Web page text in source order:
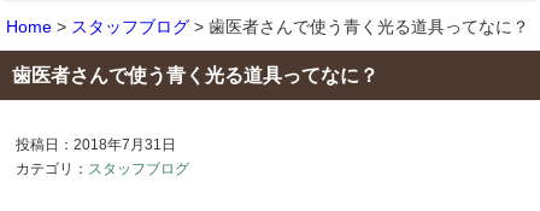
Home > スタッフブログ > 歯医者さんで使う青く光る道具ってなに？
歯医者さんで使う青く光る道具ってなに？
投稿日：2018年7月31日
カテゴリ： スタッフブログ